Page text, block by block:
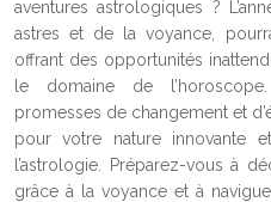
aventures astrologiques ?
astres et de la voyance,
offrant des opportunités
le domaine de
promesses de changement et
pour votre nature innovante
l’astrologie. Préparez-vous à
grâce à la voyance et à